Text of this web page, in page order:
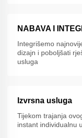
NABAVA I
Integrišemo
dizajn i poboljšati
usluga
Izvrsna usluga
Tijekom trajanja
instant individualnu